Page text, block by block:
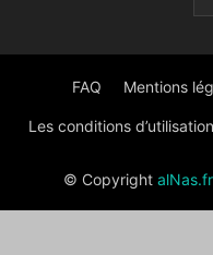
FAQ Mentions
Les conditions d’utilisation
© Copyright alNas.fr